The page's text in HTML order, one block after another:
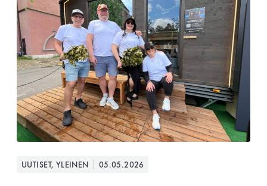
Saunatalo on avoinna
myös helatorstaina
UUTISET, YLEINEN 05.05.2026